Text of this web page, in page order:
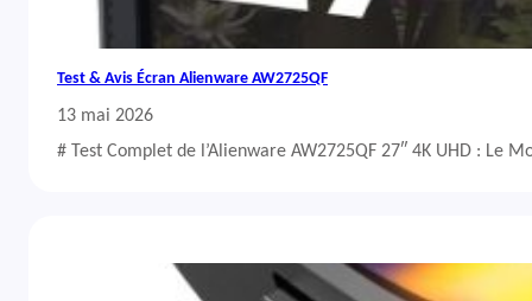
Test & Avis Écran Alienware AW2725QF
13 mai 2026
# Test Complet de l’Alienware AW2725QF 27″ 4K UHD : Le